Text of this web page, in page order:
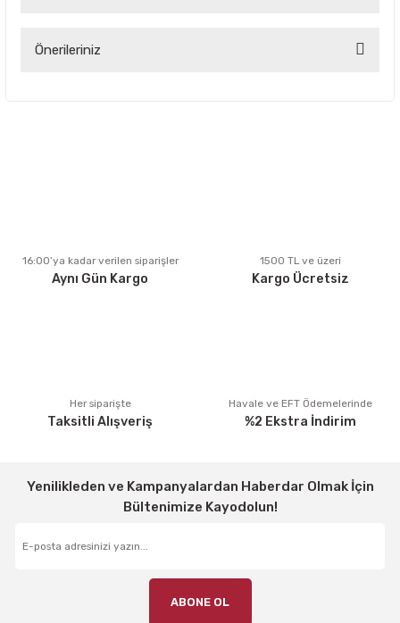
Önerileriniz
Ürün fiyatı diğer sitelerden daha pahalı.
Bu ürüne benzer farklı alternatifler olmalı.
16:00’ya kadar verilen siparişler
Aynı Gün Kargo
1500 TL ve üzeri
Kargo Ücretsiz
Her siparişte
Taksitli Alışveriş
Havale ve EFT Ödemelerinde
%2 Ekstra İndirim
Yenilikleden ve Kampanyalardan Haberdar Olmak İçin
Bültenimize Kayodolun!
ABONE OL